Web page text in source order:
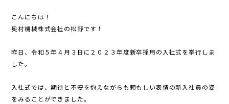
こんにちは！
奥村機械株式会社の松野です！
昨日、令和５年４月３日に２０２３年度新卒採用の入社式を挙行しま
した。
入社式では、期待と不安を抱えながらも頼もしい表情の新入社員の姿
をみることができました。